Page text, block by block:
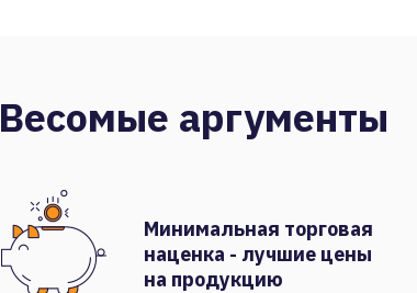
Весомые аргументы
Минимальная торговая
наценка - лучшие цены
на продукцию